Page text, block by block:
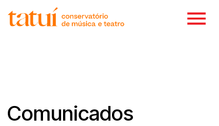
Comunicados